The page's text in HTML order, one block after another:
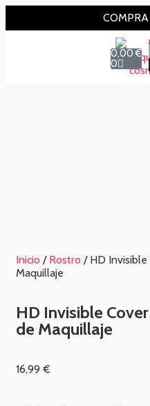
0,00€
0
Inicio / Rostro / HD Invisible
Maquillaje
HD Invisible
de Maquillaje
16,99 €